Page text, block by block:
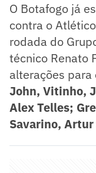
O Botafogo já
contra o
rodada do
técnico Renato
alterações para
John, Vitinho,
Alex Telles;
Savarino,